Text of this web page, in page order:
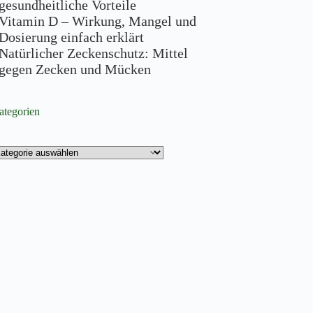
Vorteile
D – Wirkung, Mangel und
einfach erklärt
Zeckenschutz: Mittel
Zecken und Mücken